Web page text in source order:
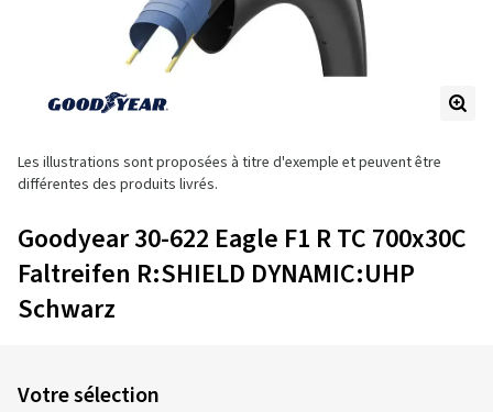
Les illustrations sont proposées à titre d'exemple et peuvent être
différentes des produits livrés.
Goodyear 30-622 Eagle F1 R TC 700x30C
Faltreifen R:SHIELD DYNAMIC:UHP
Schwarz
Votre sélection